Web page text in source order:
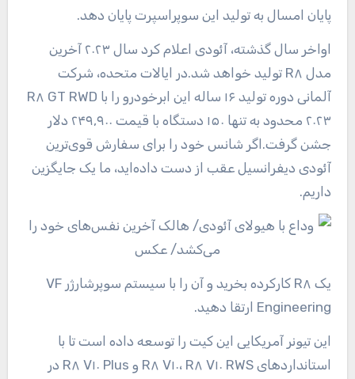
پایان امسال به تولید این سوپراسپرت پایان دهد.
اواخر سال گذشته، آئودی اعلام کرد سال ۲۰۲۳ آخرین
مدل R۸ تولید خواهد شد.در ایالات متحده، شرکت
آلمانی دوره تولید ۱۶ ساله این ابرخودرو را با R۸ GT RWD
۲۰۲۳ محدود به تنها ۱۵۰ دستگاه با قیمت ۲۴۹,۹۰۰ دلار
جشن گرفت.اگر شانس خود را برای سفارش قوی‌ترین
آئودی دیفرانسیل عقب از دست داده‌اید، ما یک جایگزین
داریم.
یک R۸ کارکرده بخرید و آن را با سیستم سوپرشارژر VF
Engineering ارتقا دهید.
این تیونر آمریکایی این کیت را توسعه داده است تا با
استانداردهای R۸ V۱۰، R۸ V۱۰ RWS و R۸ V۱۰ Plus در